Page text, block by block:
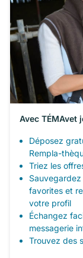
Avec TÉMAvet
Déposez
Rempla-
Triez les
favorites et
votre profil
Échangez
messagerie
Trouvez des